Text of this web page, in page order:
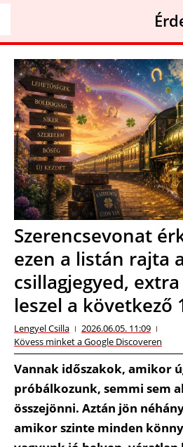
Szerencsevonat
ezen a listán rajta a
csillagjegyed,
leszel a következő
Lengyel Csilla
2026.06.05. 11:09
Kövess minket a Google Discoveren
Vannak időszakok, amikor
próbálkozunk, semmi sem
összejönni. Aztán jön
amikor szinte minden